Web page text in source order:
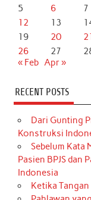
5
6 7
12
13
19
20
26
27
« Feb Apr »
RECENT POSTS
Dari Gunting
Konstruksi
Sebelum Kata
Pasien BPJS dan
Indonesia
Ketika